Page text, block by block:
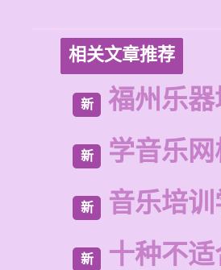
相关文章推荐
新 福州乐
新 学音乐网
新 音乐培
新 十种不